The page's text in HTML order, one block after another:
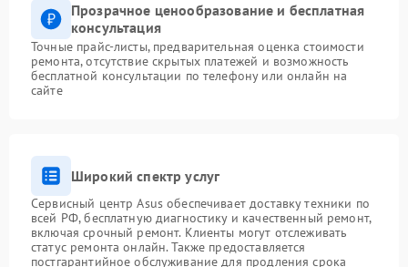
Прозрачное ценообразование и бесплатная
консультация
Точные прайс-листы, предварительная оценка стоимости
ремонта, отсутствие скрытых платежей и возможность
бесплатной консультации по телефону или онлайн на
сайте
Широкий спектр услуг
Сервисный центр Asus обеспечивает доставку техники по
всей РФ, бесплатную диагностику и качественный ремонт,
включая срочный ремонт. Клиенты могут отслеживать
статус ремонта онлайн. Также предоставляется
постгарантийное обслуживание для продления срока